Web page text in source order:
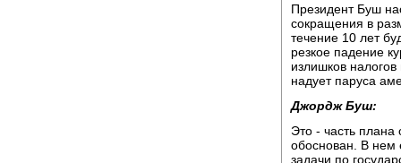
Президент Буш
сокращения в
течение 10 лет
резкое падение
излишков
надует паруса
Джордж Буш:
Это - часть
обоснован. В нем
задачи по